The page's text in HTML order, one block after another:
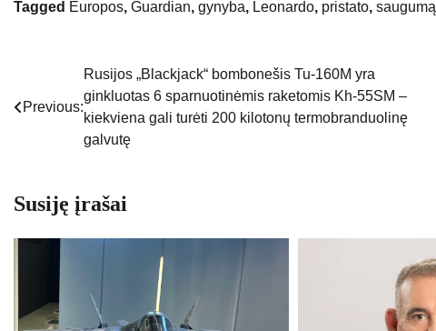
Tagged Europos, Guardian, gynyba, Leonardo, pristato, saugumą
Navigacija
tarp
Previous:
Rusijos „Blackjack“ bombonešis Tu-160M ​​yra
ginkluotas 6 sparnuotinėmis raketomis Kh-55SM –
kiekviena gali turėti 200 kilotonų termobranduolinę
galvutę
Susiję įrašai